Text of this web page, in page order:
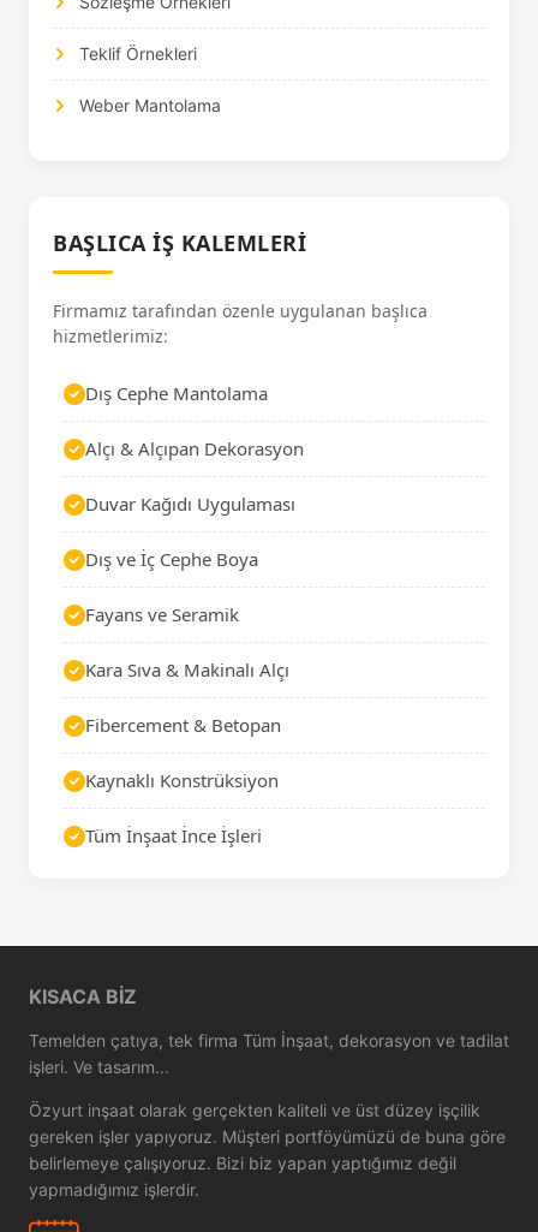
Teklif Örnekleri
Weber Mantolama
BAŞLICA İŞ KALEMLERI
Firmamız tarafından özenle uygulanan başlıca
hizmetlerimiz:
Dış Cephe Mantolama
Alçı & Alçıpan Dekorasyon
Duvar Kağıdı Uygulaması
Dış ve İç Cephe Boya
Fayans ve Seramik
Kara Sıva & Makinalı Alçı
Fibercement & Betopan
Kaynaklı Konstrüksiyon
Tüm İnşaat İnce İşleri
KISACA BIZ
Temelden çatıya, tek firma Tüm İnşaat, dekorasyon ve tadilat
işleri. Ve tasarım...
Özyurt inşaat olarak gerçekten kaliteli ve üst düzey işçilik
gereken işler yapıyoruz. Müşteri portföyümüzü de buna göre
belirlemeye çalışıyoruz. Bizi biz yapan yaptığımız değil
yapmadığımız işlerdir.